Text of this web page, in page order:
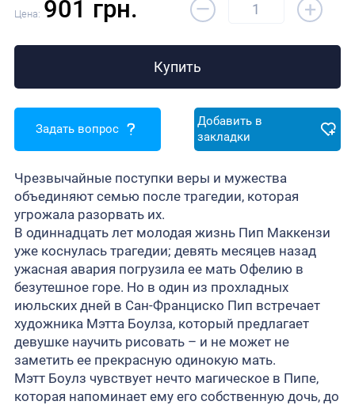
Цена: 901 грн. – +
Купить
Задать вопрос
Добавить в
закладки
Чрезвычайные поступки веры и мужества
объединяют семью после трагедии, которая
угрожала разорвать их.
В одиннадцать лет молодая жизнь Пип Маккензи
уже коснулась трагедии; девять месяцев назад
ужасная авария погрузила ее мать Офелию в
безутешное горе. Но в один из прохладных
июльских дней в Сан-Франциско Пип встречает
художника Мэтта Боулза, который предлагает
девушке научить рисовать – и не может не
заметить ее прекрасную одинокую мать.
Мэтт Боулз чувствует нечто магическое в Пипе,
которая напоминает ему его собственную дочь, до